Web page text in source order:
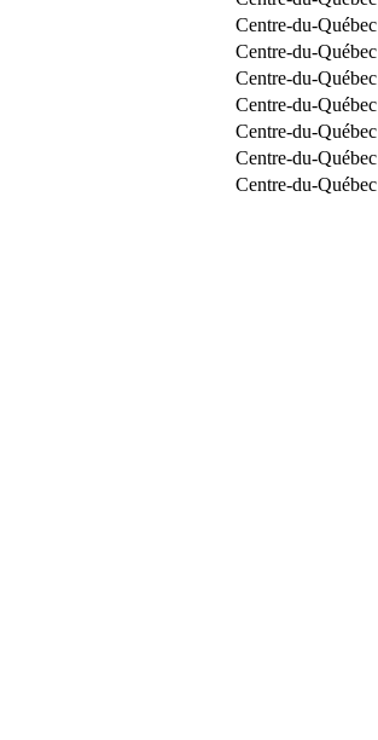
Centre-du-Québec
Centre-du-Québec
Centre-du-Québec
Centre-du-Québec
Centre-du-Québec
Centre-du-Québec
Centre-du-Québec